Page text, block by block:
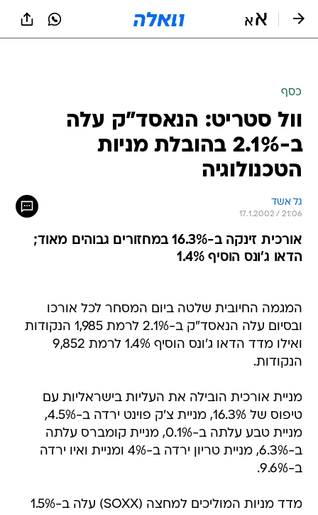
כסף
וול סטריט: הנאסד"ק עלה
ב-2.1% בהובלת מניות
הטכנולוגיה
גל אשד
17.1.2002 / 21:06
אורכית זינקה ב-16.3% במחזורים גבוהים מאוד;
הדאו ג'ונס הוסיף 1.4%
המגמה החיובית שלטה ביום המסחר לכל אורכו
ובסיום עלה הנאסד"ק ב-2.1% לרמת 1,985 הנקודות
ואילו מדד הדאו ג'ונס הוסיף 1.4% לרמת 9,852
הנקודות.
מניית אורכית הובילה את העליות בישראליות עם
טיפוס של 16.3%, מניית צ'ק פוינט ירדה ב-4.5%,
מניית טבע עלתה ב-0.1%, מניית קומברס עלתה
ב-6.3%, מניית טריון ירדה ב-4% ומניית ואיו ירדה
ב-9.6%.
מדד מניות המוליכים למחצה (SOXX) עלה ב-1.5%